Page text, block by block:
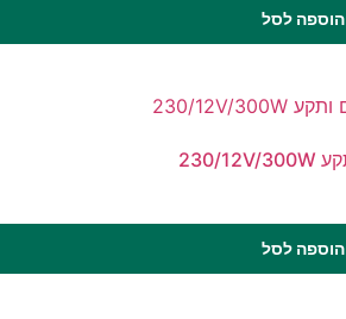
הוספה לסל
הוספה לסל